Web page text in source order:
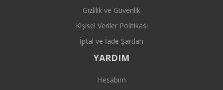
Gizlilik ve Güvenlik
Kişisel Veriler Politikası
İptal ve İade Şartları
YARDIM
Hesabım